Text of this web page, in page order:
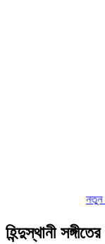
নতুন
হিন্দুস্থানী